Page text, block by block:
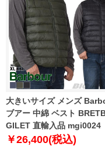
大きいサイズ メンズ
ブアー 中綿 ベスト
GILET 直輸入品 mgi0024
￥26,400(税込)